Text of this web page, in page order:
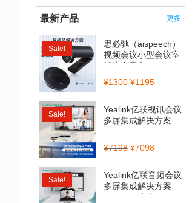
最新产品 更多
Sale!
思必驰（aispeech）
视频会议小型会议室
解决方案套...
¥1300 ¥1195
Sale!
Yealink亿联视讯会议
多屏集成解决方案
¥7198 ¥7098
Sale!
Yealink亿联音频会议
多屏集成解决方案
（CP700全向...